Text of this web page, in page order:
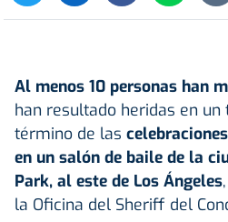
Al menos 10 personas han
han resultado heridas en
término de las
en un salón de baile de la
Park, al este de Los Ángeles
la Oficina del Sheriff del